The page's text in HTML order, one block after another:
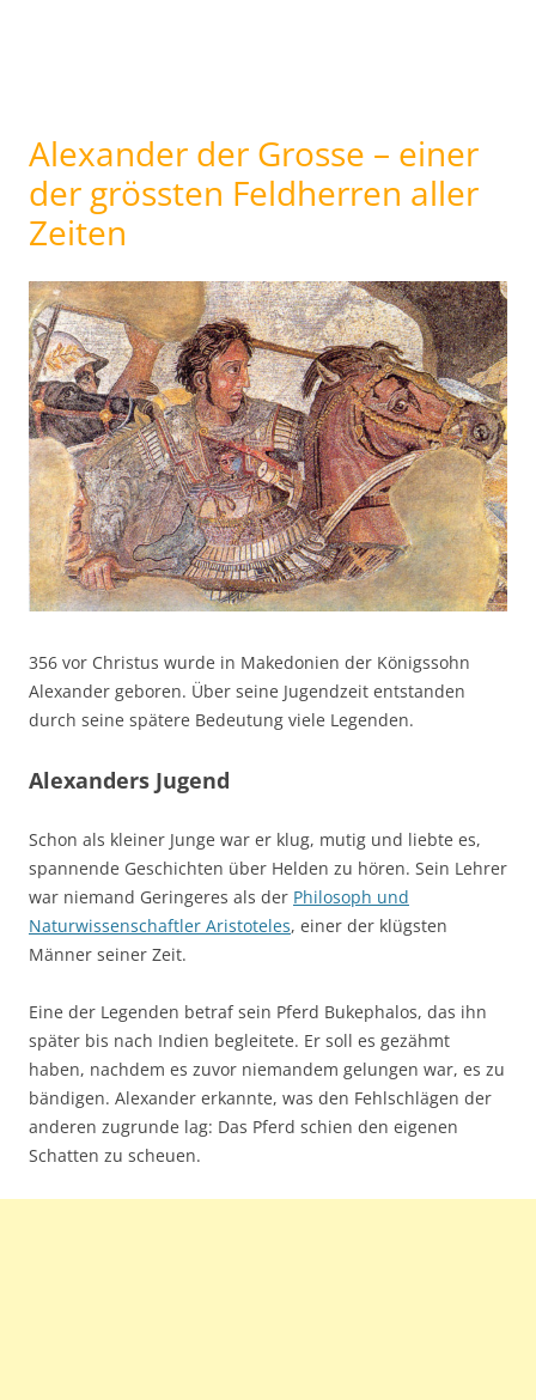
Alexander der Grosse – einer
der grössten Feldherren aller
Zeiten
356 vor Christus wurde in Makedonien der Königssohn
Alexander geboren. Über seine Jugendzeit entstanden
durch seine spätere Bedeutung viele Legenden.
Alexanders Jugend
Schon als kleiner Junge war er klug, mutig und liebte es,
spannende Geschichten über Helden zu hören. Sein Lehrer
war niemand Geringeres als der Philosoph und
Naturwissenschaftler Aristoteles, einer der klügsten
Männer seiner Zeit.
Eine der Legenden betraf sein Pferd Bukephalos, das ihn
später bis nach Indien begleitete. Er soll es gezähmt
haben, nachdem es zuvor niemandem gelungen war, es zu
bändigen. Alexander erkannte, was den Fehlschlägen der
anderen zugrunde lag: Das Pferd schien den eigenen
Schatten zu scheuen.